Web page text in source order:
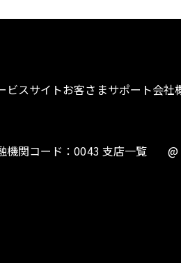
ビスサイトお客さまサポート会社
機関コード：0043 支店一覧